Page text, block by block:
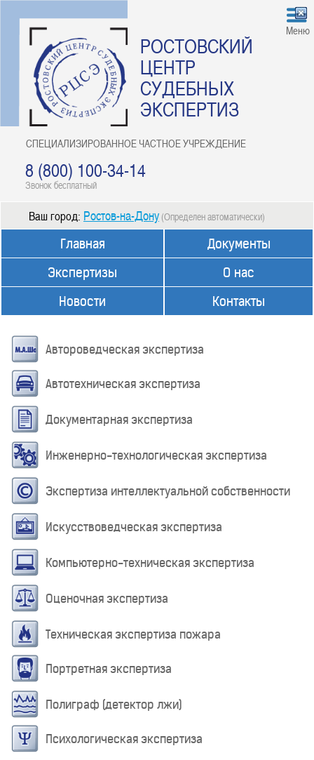
РОСТОВСКИЙ
ЦЕНТР
СУДЕБНЫХ
ЭКСПЕРТИЗ
СПЕЦИАЛИЗИРОВАННОЕ ЧАСТНОЕ УЧРЕЖДЕНИЕ
8 (800) 100-34-14
Звонок бесплатный
Меню
Ваш город: Ростов-на-Дону (Определен автоматически)
Главная
Экспертизы
Новости
Документы
О нас
Контакты
Автороведческая экспертиза
Автотехническая экспертиза
Документарная экспертиза
Инженерно-технологическая экспертиза
Экспертиза интеллектуальной собственности
Искусствоведческая экспертиза
Компьютерно-техническая экспертиза
Оценочная экспертиза
Техническая экспертиза пожара
Портретная экспертиза
Полиграф (детектор лжи)
Психологическая экспертиза